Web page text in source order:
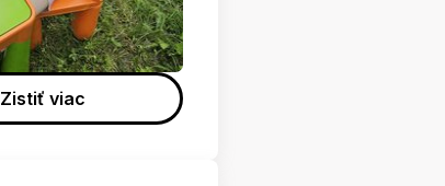
Zistiť viac